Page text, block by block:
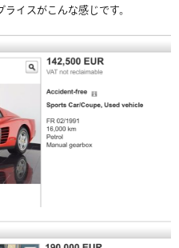
イスがこんな感じです。